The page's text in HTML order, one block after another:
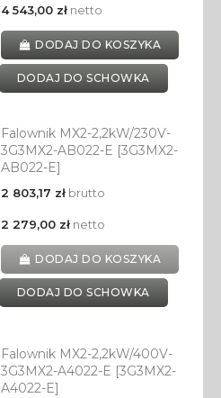
4 543,00 złnetto
DODAJ DO KOSZYKA
DODAJ DO SCHOWKA
Falownik MX2-2,2kW/230V-
3G3MX2-AB022-E [3G3MX2-
AB022-E]
2 803,17 złbrutto
2 279,00 złnetto
DODAJ DO KOSZYKA
DODAJ DO SCHOWKA
Falownik MX2-2,2kW/400V-
3G3MX2-A4022-E [3G3MX2-
A4022-E]